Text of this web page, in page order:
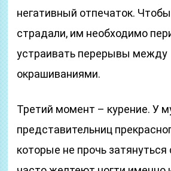
негативный отпечаток.
страдали, им необходимо
устраивать перерывы между
окрашиваниями.
Третий момент – курение. У
представительниц
которые не прочь затянуться